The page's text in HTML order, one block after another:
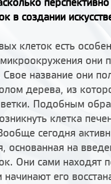
в создании
клеток есть
они
название они
дерева, из
ветки. Подобным
клетка
сегодня
основанная на
Они сами находят
его